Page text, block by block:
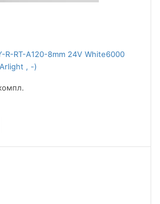
R-RT-A120-8mm 24V White6000
, -)